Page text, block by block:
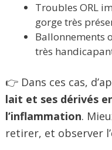
Troubles ORL
gorge très
Ballonnements
très
👉 Dans ces cas,
lait et ses dérivés
l’inflammation.
retirer, et observer